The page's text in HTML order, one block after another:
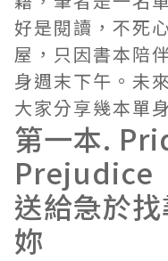
好是閱讀，不死
屋，只因書本陪
身週末下午。未
大家分享幾本單
第一本.
Prejudice
送給急於
妳